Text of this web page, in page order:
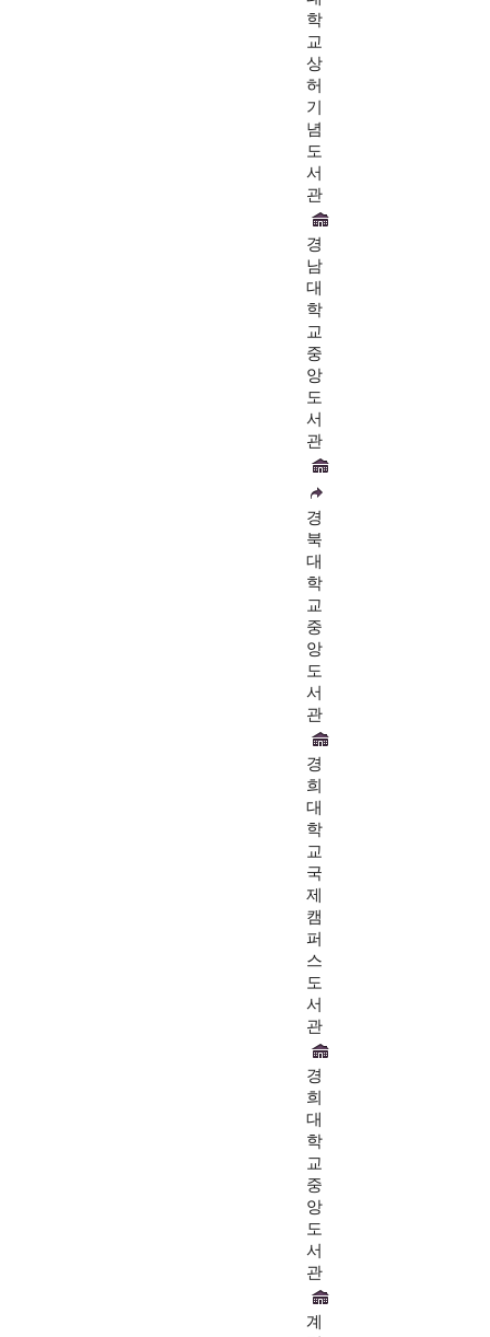
학
교
상
허
기
념
도
서
관
경
남
대
학
교
중
앙
도
서
관
경
북
대
학
교
중
앙
도
서
관
경
희
대
학
교
국
제
캠
퍼
스
도
서
관
경
희
대
학
교
중
앙
도
서
관
계